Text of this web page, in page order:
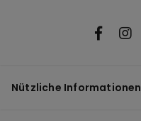
Nützliche Informationen